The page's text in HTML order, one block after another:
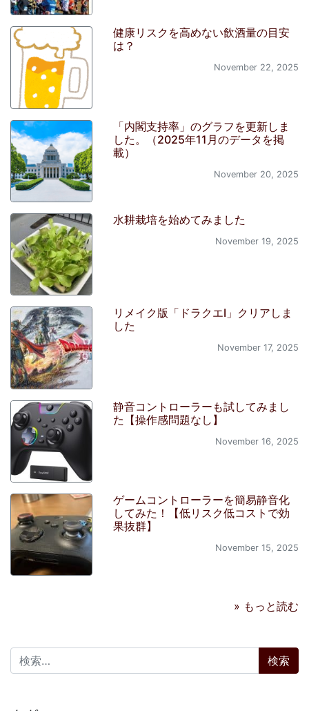
健康リスクを高めない飲酒量の目安
は？
November 22, 2025
「内閣支持率」のグラフを更新しま
した。（2025年11月のデータを掲
載）
November 20, 2025
水耕栽培を始めてみました
November 19, 2025
リメイク版「ドラクエI」クリアしま
した
November 17, 2025
静音コントローラーも試してみまし
た【操作感問題なし】
November 16, 2025
ゲームコントローラーを簡易静音化
してみた！【低リスク低コストで効
果抜群】
November 15, 2025
» もっと読む
検索: